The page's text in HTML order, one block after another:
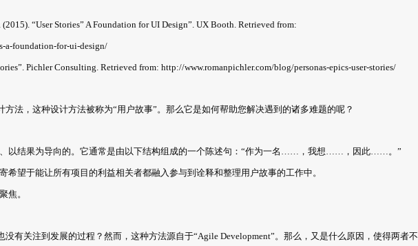
“User Stories” A Foundation for UI Design”. UX Booth. Retrieved from:
a-foundation-for-ui-design/
Pichler Consulting. Retrieved from: http://www.romanpichler.com/blog/personas-epics-user-stories/
法，这种设计方法被称为“用户故事”。那么它是如何帮助您解决遇到的诸多难题的呢？
、以结果为导向的。它通常是由以下结构组成的一个陈述句：“作为一名……，我想……，因此……。”
希望于能让所有项目的利益相关者都融入参与到诠释和整理用户故事的工作中。
焦。
有关注到发展的过程？然而，这种方法源自于“Agile Development”。那么，又是什么原因，使得两者不